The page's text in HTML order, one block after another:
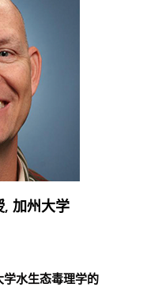
加州大学
水生态毒理学的